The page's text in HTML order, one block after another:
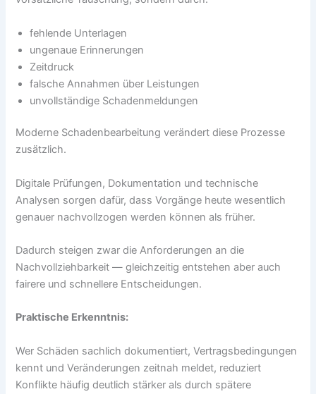
fehlende Unterlagen
ungenaue Erinnerungen
Zeitdruck
falsche Annahmen über Leistungen
unvollständige Schadenmeldungen
Moderne Schadenbearbeitung verändert diese Prozesse
zusätzlich.
Digitale Prüfungen, Dokumentation und technische
Analysen sorgen dafür, dass Vorgänge heute wesentlich
genauer nachvollzogen werden können als früher.
Dadurch steigen zwar die Anforderungen an die
Nachvollziehbarkeit — gleichzeitig entstehen aber auch
fairere und schnellere Entscheidungen.
Praktische Erkenntnis:
Wer Schäden sachlich dokumentiert, Vertragsbedingungen
kennt und Veränderungen zeitnah meldet, reduziert
Konflikte häufig deutlich stärker als durch spätere